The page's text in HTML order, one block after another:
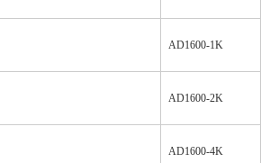
AD1600-1K
AD1600-2K
AD1600-4K